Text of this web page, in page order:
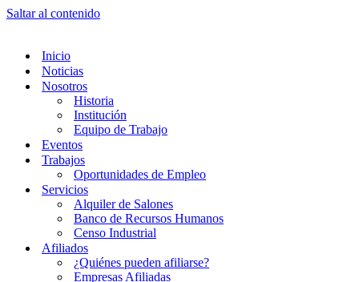
Saltar al contenido
Inicio
Noticias
Nosotros
Historia
Institución
Equipo de Trabajo
Eventos
Trabajos
Oportunidades de Empleo
Servicios
Alquiler de Salones
Banco de Recursos Humanos
Censo Industrial
Afiliados
¿Quiénes pueden afiliarse?
Empresas Afiliadas